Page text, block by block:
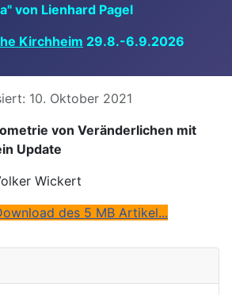
von Lienhard Pagel
Kirchheim 29.8.-6.9.2026
10. Oktober 2021
von Veränderlichen mit
Update
Wickert
des 5 MB Artikel...